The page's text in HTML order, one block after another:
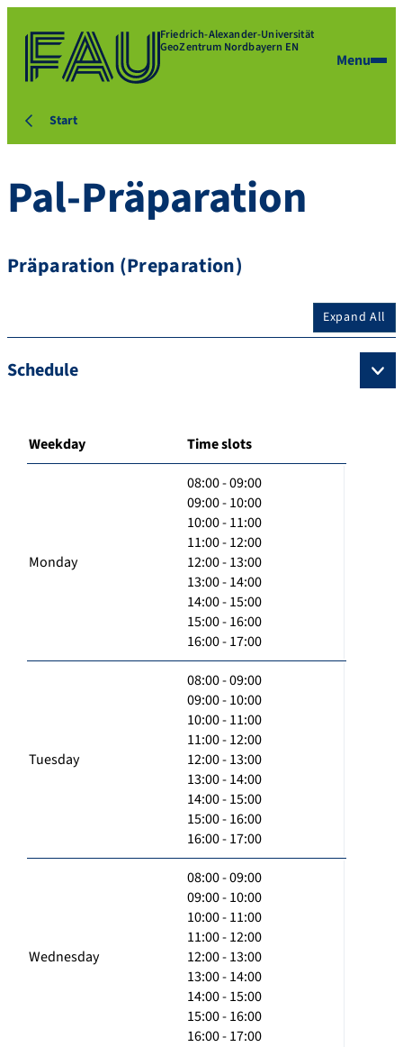
Friedrich-Alexander-Universität
GeoZentrum Nordbayern EN
Menu
Start
Pal-Präparation
Präparation (Preparation)
Expand All
Schedule
Weekday Time slots
Monday
08:00 - 09:00
09:00 - 10:00
10:00 - 11:00
11:00 - 12:00
12:00 - 13:00
13:00 - 14:00
14:00 - 15:00
15:00 - 16:00
16:00 - 17:00
Tuesday
08:00 - 09:00
09:00 - 10:00
10:00 - 11:00
11:00 - 12:00
12:00 - 13:00
13:00 - 14:00
14:00 - 15:00
15:00 - 16:00
16:00 - 17:00
Wednesday
08:00 - 09:00
09:00 - 10:00
10:00 - 11:00
11:00 - 12:00
12:00 - 13:00
13:00 - 14:00
14:00 - 15:00
15:00 - 16:00
16:00 - 17:00